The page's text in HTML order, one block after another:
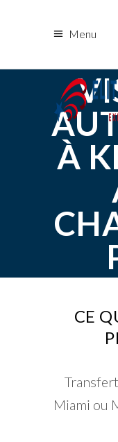
Menu
À
CE
Miami ou